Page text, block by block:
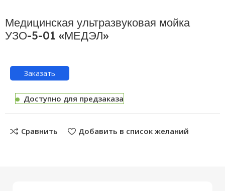
Медицинская ультразвуковая мойка
УЗО-5-01 «МЕДЭЛ»
Заказать
Доступно для предзаказа
Сравнить Добавить в список желаний